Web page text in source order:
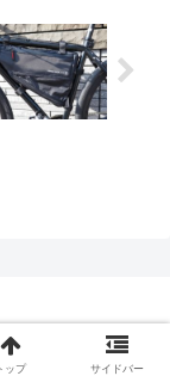
Reserved.
ップ サイドバー